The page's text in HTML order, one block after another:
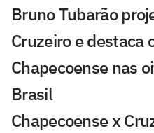
Bruno Tubarão
Cruzeiro e destaca
Chapecoense nas
Brasil
Chapecoense x